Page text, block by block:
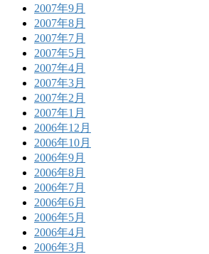
2007年9月
2007年8月
2007年7月
2007年5月
2007年4月
2007年3月
2007年2月
2007年1月
2006年12月
2006年10月
2006年9月
2006年8月
2006年7月
2006年6月
2006年5月
2006年4月
2006年3月